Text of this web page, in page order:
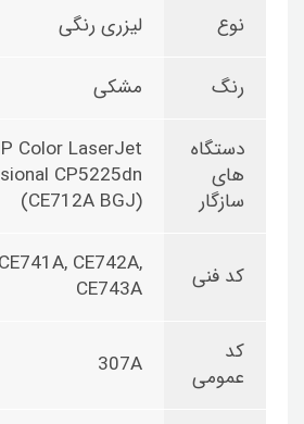
نوع لیزری رنگی
رنگ مشکی
دستگاه
های
سازگار
Color LaserJet
CP5225dn
(CE712A BGJ)
کد فنی
CE742A,
CE743A
کد
عمومی
307A